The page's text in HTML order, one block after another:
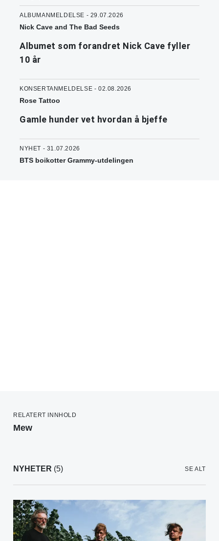
ALBUMANMELDELSE - 29.07.2026
Nick Cave and The Bad Seeds
Albumet som forandret Nick Cave fyller
10 år
KONSERTANMELDELSE - 02.08.2026
Rose Tattoo
Gamle hunder vet hvordan å bjeffe
NYHET - 31.07.2026
BTS boikotter Grammy-utdelingen
RELATERT INNHOLD
Mew
NYHETER (5) SE ALT